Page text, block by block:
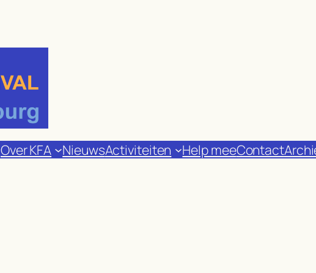
Over KFA NieuwsActiviteiten Help meeContact